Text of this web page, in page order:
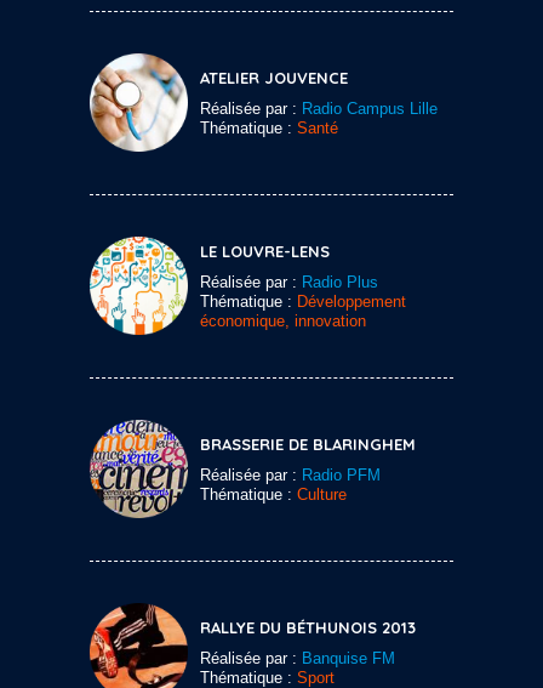
ATELIER JOUVENCE
Réalisée par : Radio Campus Lille
Thématique : Santé
LE LOUVRE-LENS
Réalisée par : Radio Plus
Thématique : Développement
économique, innovation
BRASSERIE DE BLARINGHEM
Réalisée par : Radio PFM
Thématique : Culture
RALLYE DU BÉTHUNOIS 2013
Réalisée par : Banquise FM
Thématique : Sport